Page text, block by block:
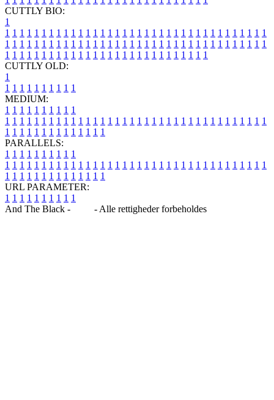
CUTTLY BIO:
1
1 1 1 1 1 1 1 1 1 1 1 1 1 1 1 1 1 1 1 1 1 1 1 1 1 1 1 1 1 1 1 1 1 1 1 1
1 1 1 1 1 1 1 1 1 1 1 1 1 1 1 1 1 1 1 1 1 1 1 1 1 1 1 1 1 1 1 1 1 1 1 1
1 1 1 1 1 1 1 1 1 1 1 1 1 1 1 1 1 1 1 1 1 1 1 1 1 1 1 1
CUTTLY OLD:
1
1 1 1 1 1 1 1 1 1 1
MEDIUM:
1 1 1 1 1 1 1 1 1 1
1 1 1 1 1 1 1 1 1 1 1 1 1 1 1 1 1 1 1 1 1 1 1 1 1 1 1 1 1 1 1 1 1 1 1 1
1 1 1 1 1 1 1 1 1 1 1 1 1 1
PARALLELS:
1 1 1 1 1 1 1 1 1 1
1 1 1 1 1 1 1 1 1 1 1 1 1 1 1 1 1 1 1 1 1 1 1 1 1 1 1 1 1 1 1 1 1 1 1 1
1 1 1 1 1 1 1 1 1 1 1 1 1 1
URL PARAMETER:
1 1 1 1 1 1 1 1 1 1
And The Black -
- Alle rettigheder forbeholdes